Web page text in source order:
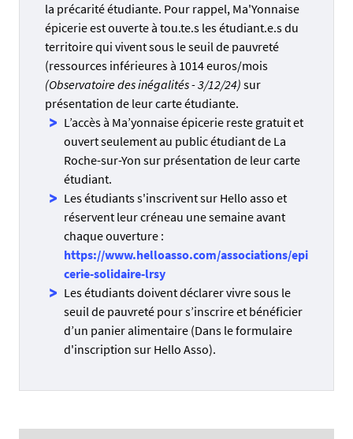
la précarité étudiante. Pour rappel, Ma'Yonnaise
épicerie est ouverte à tou.te.s les étudiant.e.s du
territoire qui vivent sous le seuil de pauvreté
(ressources inférieures à 1014 euros/mois
(Observatoire des inégalités - 3/12/24) sur
présentation de leur carte étudiante.
L’accès à Ma’yonnaise épicerie reste gratuit et
ouvert seulement au public étudiant de La
Roche-sur-Yon sur présentation de leur carte
étudiant.
Les étudiants s'inscrivent sur Hello asso et
réservent leur créneau une semaine avant
chaque ouverture :
https://www.helloasso.com/associations/epi
cerie-solidaire-lrsy
Les étudiants doivent déclarer vivre sous le
seuil de pauvreté pour s’inscrire et bénéficier
d’un panier alimentaire (Dans le formulaire
d'inscription sur Hello Asso).